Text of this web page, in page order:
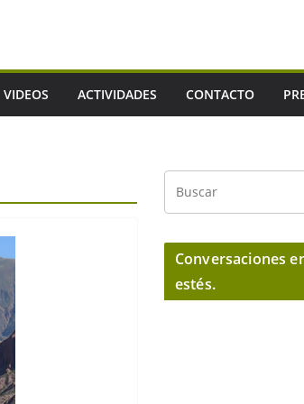
VIDEOS ACTIVIDADES CONTACTO
Conversaciones
estés.